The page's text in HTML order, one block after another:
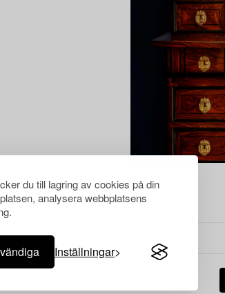
du till lagring av cookies på din
analysera webbplatsens
Inställningar